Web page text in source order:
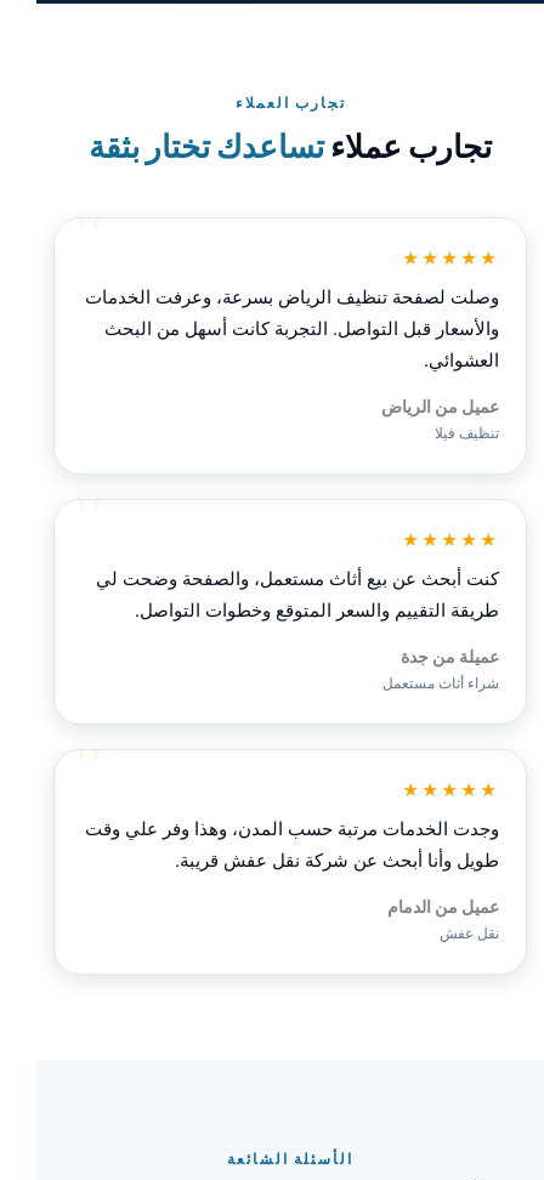
تجارب العملاء
تجارب عملاءتساعدك تختار بثقة
★★★★★
وصلت لصفحة تنظيف الرياض بسرعة، وعرفت الخدمات
والأسعار قبل التواصل. التجربة كانت أسهل من البحث
العشوائي.
عميل من الرياض
تنظيف فيلا
★★★★★
كنت أبحث عن بيع أثاث مستعمل، والصفحة وضحت لي
طريقة التقييم والسعر المتوقع وخطوات التواصل.
عميلة من جدة
شراء أثاث مستعمل
★★★★★
وجدت الخدمات مرتبة حسب المدن، وهذا وفر علي وقت
طويل وأنا أبحث عن شركة نقل عفش قريبة.
عميل من الدمام
نقل عفش
الأسئلة الشائعة